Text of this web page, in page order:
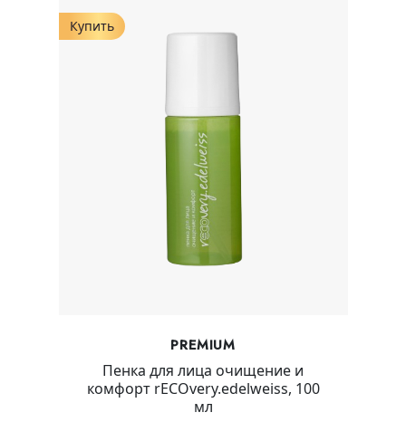
Купить
PREMIUM
Пенка для лица очищение и
комфорт rECOvery.edelweiss, 100
мл